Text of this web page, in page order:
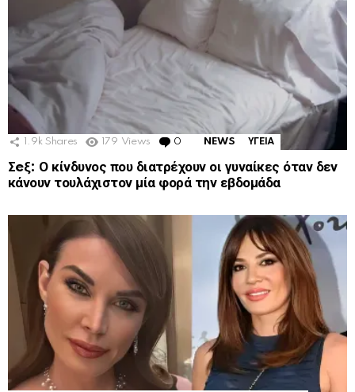
1.9k Shares 179 Views 0 Comments
NEWS ΥΓΕΙΑ
Σeξ: Ο κίνδυνος που διατρέχουν οι γυναίκες όταν δεν
κάνουν τουλάχιστον μία φορά την εβδομάδα